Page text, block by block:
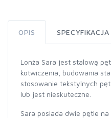
OPIS SPECYFIKACJA
Lonża Sara jest stalową
kotwiczenia, budowania
stosowanie tekstylnych
lub jest nieskuteczne.
Sara posiada dwie pętle